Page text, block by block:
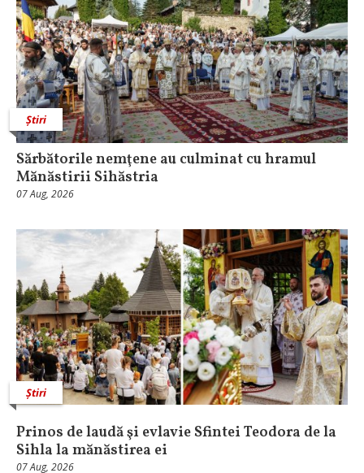
Știri
Sărbătorile nemţene au culminat cu hramul
Mănăstirii Sihăstria
07 Aug, 2026
Știri
Prinos de laudă şi evlavie Sfintei Teodora de la
Sihla la mănăstirea ei
07 Aug, 2026